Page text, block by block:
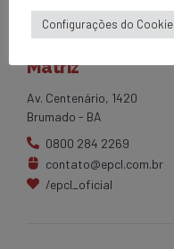
Matriz
Av. Centenário, 1420
Brumado - BA
0800 284 2269
contato@epcl.com.br
/epcl_oficial
Configurações do Cookie